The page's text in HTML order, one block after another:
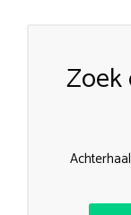
Zoek